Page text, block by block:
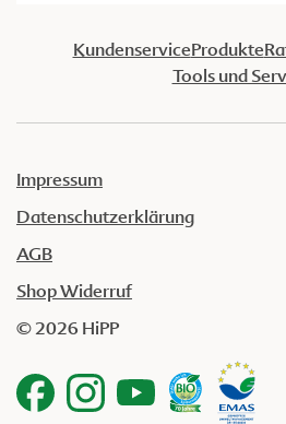
KundenserviceProdukte
Tools und
Impressum
Datenschutzerklärung
AGB
Shop Widerruf
© 2026 HiPP